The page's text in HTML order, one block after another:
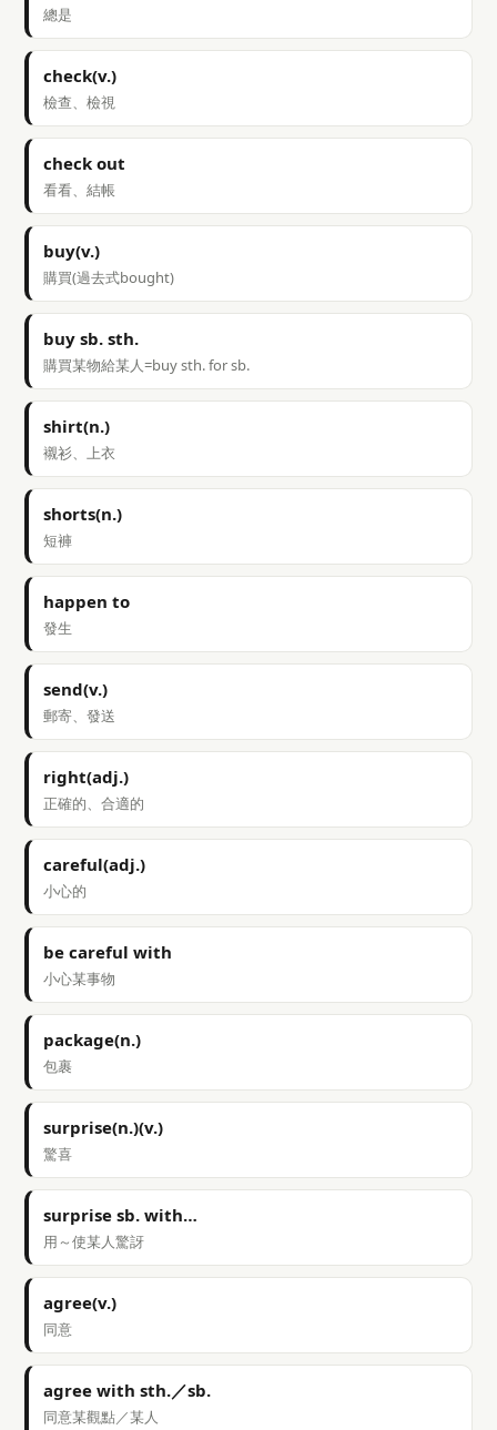
總是
check(v.)
檢查、檢視
check out
看看、結帳
buy(v.)
購買(過去式bought)
buy sb. sth.
購買某物給某人=buy sth. for sb.
shirt(n.)
襯衫、上衣
shorts(n.)
短褲
happen to
發生
send(v.)
郵寄、發送
right(adj.)
正確的、合適的
careful(adj.)
小心的
be careful with
小心某事物
package(n.)
包裹
surprise(n.)(v.)
驚喜
surprise sb. with…
用～使某人驚訝
agree(v.)
同意
agree with sth.／sb.
同意某觀點／某人